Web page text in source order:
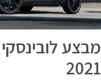
מבצע לובינסקי
2021